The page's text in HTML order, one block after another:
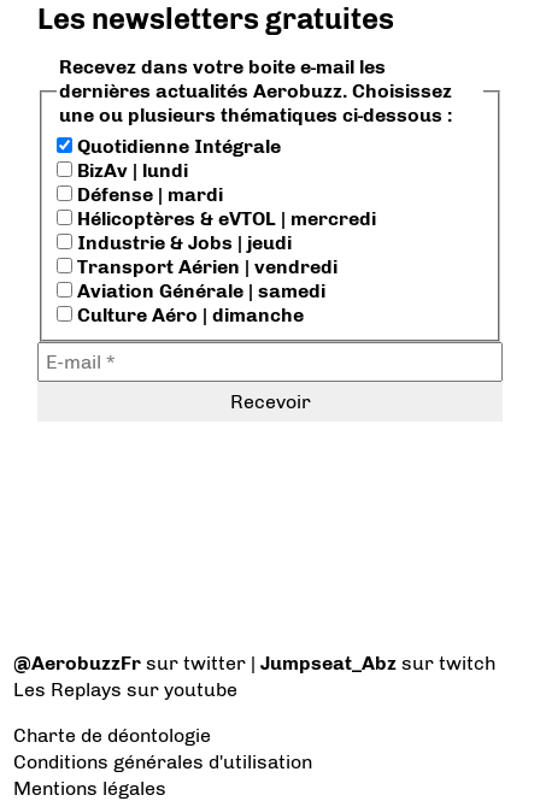
Les newsletters gratuites
Recevez dans votre boite e-mail les
dernières actualités Aerobuzz. Choisissez
une ou plusieurs thématiques ci-dessous :
Quotidienne Intégrale
BizAv | lundi
Défense | mardi
Hélicoptères & eVTOL | mercredi
Industrie & Jobs | jeudi
Transport Aérien | vendredi
Aviation Générale | samedi
Culture Aéro | dimanche
@AerobuzzFr sur twitter |Jumpseat_Abz sur twitch
Les Replays sur youtube
Charte de déontologie
Conditions générales d'utilisation
Mentions légales